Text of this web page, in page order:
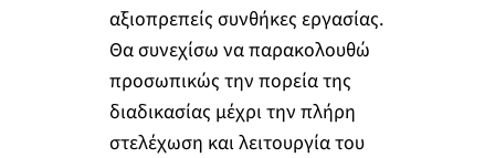
αξιοπρεπείς συνθήκες εργασίας.
Θα συνεχίσω να παρακολουθώ
προσωπικώς την πορεία της
διαδικασίας μέχρι την πλήρη
στελέχωση και λειτουργία του